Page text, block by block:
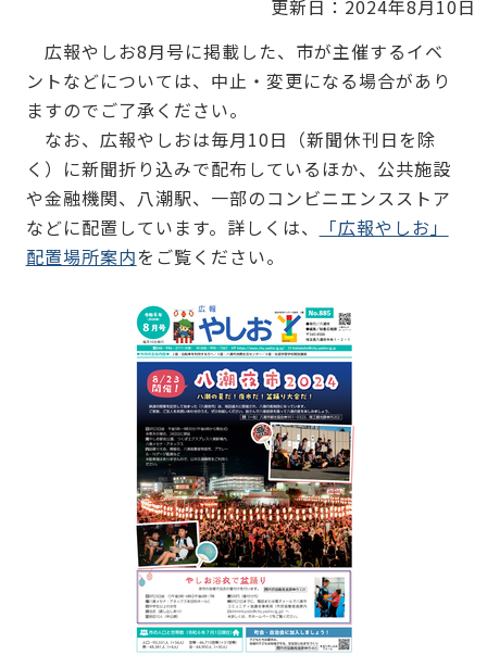
更新日：2024年8月10日
広報やしお8月号に掲載した、市が主催するイベ
ントなどについては、中止・変更になる場合があり
ますのでご了承ください。
なお、広報やしおは毎月10日（新聞休刊日を除
く）に新聞折り込みで配布しているほか、公共施設
や金融機関、八潮駅、一部のコンビニエンスストア
などに配置しています。詳しくは、
「広報やしお」
配置場所案内をご覧ください。